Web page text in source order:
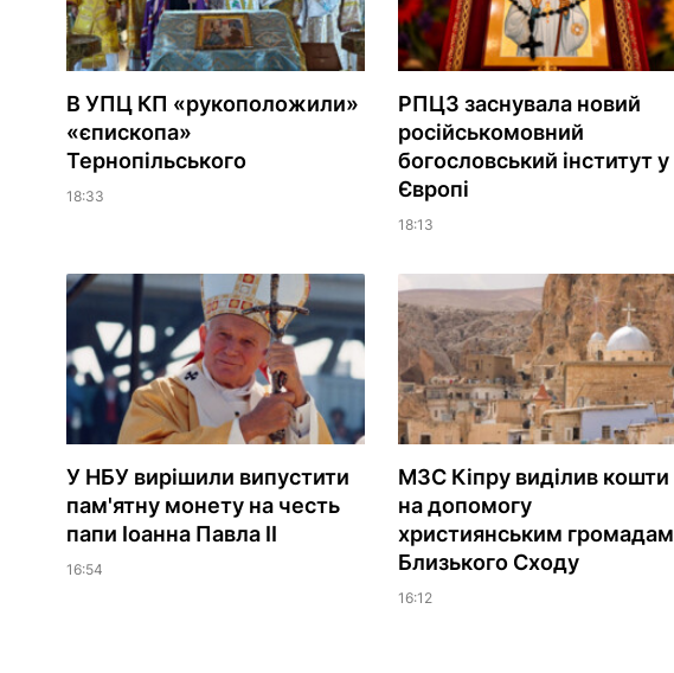
В УПЦ КП «рукоположили»
«єпископа»
Тернопільського
18:33
РПЦЗ заснувала новий
російськомовний
богословський інститут у
Європі
18:13
У НБУ вирішили випустити
пам'ятну монету на честь
папи Іоанна Павла II
16:54
МЗС Кіпру виділив кошти
на допомогу
християнським громадам
Близького Сходу
16:12